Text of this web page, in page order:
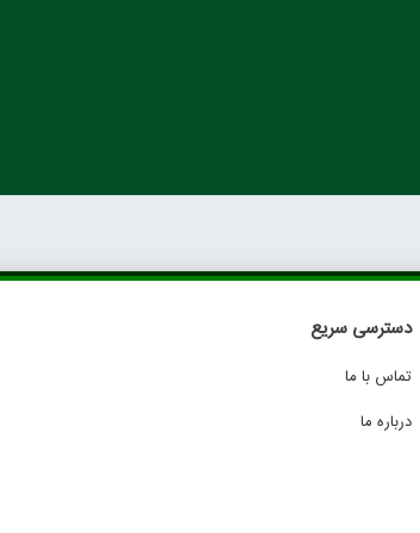
دسترسی سریع
تماس با ما
درباره ما